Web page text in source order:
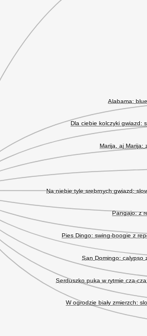
Alabama:
Dla ciebie kolczyki gwiazd:
Marija, aj Marija:
Na niebie tyle srebrnych gwiazd:
Pangajo: z
Pies Dingo: swing-boogie z
San Domingo: calypso
Serduszko puka w rytmie cza-
W ogrodzie biały zmierzch: